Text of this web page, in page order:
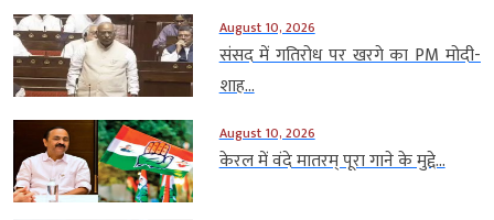
August 10, 2026
संसद में गतिरोध पर खरगे का PM मोदी-
शाह...
August 10, 2026
केरल में वंदे मातरम् पूरा गाने के मुद्दे...